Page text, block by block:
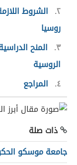
٢ الشروط
روسيا
٣
المنح
الروسية
٤
المراجع
ذات صلة
جامعة موسكو